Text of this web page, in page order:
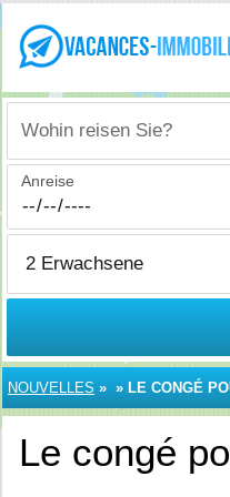
Wohin reisen Sie?
Anreise
NOUVELLES » » LE CONGÉ
Le congé